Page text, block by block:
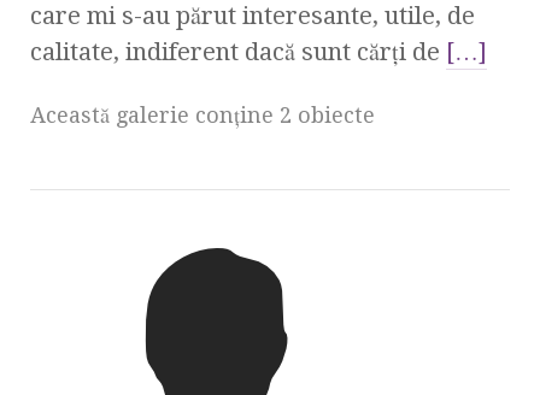
care mi s-au părut interesante, utile, de
calitate, indiferent dacă sunt cărţi de […]
Această galerie conţine 2 obiecte